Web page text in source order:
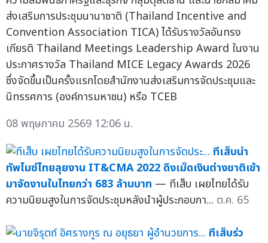
ส่งเสริมการประชุมนานาชาติ (Thailand Incentive and
Convention Association TICA) ได้รับรางวัลอันทรง
เกียรติ Thailand Meetings Leadership Award ในงาน
ประกาศรางวัล Thailand MICE Legacy Awards 2026
ซึ่งจัดขึ้นเป็นครั้งแรกโดยสำนักงานส่งเสริมการจัดประชุมและ
นิทรรศการ (องค์การมหาชน) หรือ TCEB
08 พฤษภาคม 2569 12:06 น.
ทีเส็บนำ
ทัพไมซ์ไทยลุยงาน IT&CMA 2022 ดึงเม็ดเงินต่างชาติเข้า
มาจัดงานในไทยกว่า 683 ล้านบาท — ทีเส็บ เผยไทยได้รับ
ความนิยมสูงในการจัดประชุมหลังนำผู้ประกอบกา... ต.ค. 65
ทีเส็บร่ว